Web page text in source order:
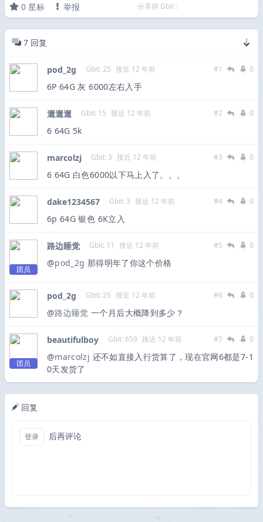
0 星标 举报 分享得 Gbit :
7 回复
pod_2g Gbit: 25 接近 12 年前 #1 0
6P 64G 灰 6000左右入手
遛遛遛 Gbit: 15 接近 12 年前 #2 0
6 64G 5k
marcolzj Gbit: 3 接近 12 年前 #3 0
6 64G 白色6000以下马上入了。。。
dake1234567 Gbit: 3 接近 12 年前 #4 0
6p 64G 银色 6K立入
团员
路边睡觉 Gbit: 11 接近 12 年前 #5 0
@pod_2g 那得明年了你这个价格
pod_2g Gbit: 25 接近 12 年前 #6 0
@路边睡觉 一个月后大概降到多少？
团员
beautifulboy Gbit: 659 接近 12 年前 #7 0
@marcolzj 还不如直接入行货算了，现在官网6都是7-1
0天发货了
回复
登录 后再评论